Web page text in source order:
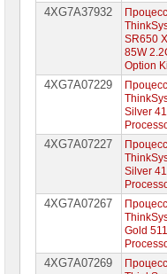
сетевое
оборудование
оборудование
системы
хранения
Компоненты
компьютеров
серверов
4XG7A37932
SR650
85W
Option
4XG7A07229
Silver
4XG7A07227
Silver
4XG7A07267
Gold
4XG7A07269